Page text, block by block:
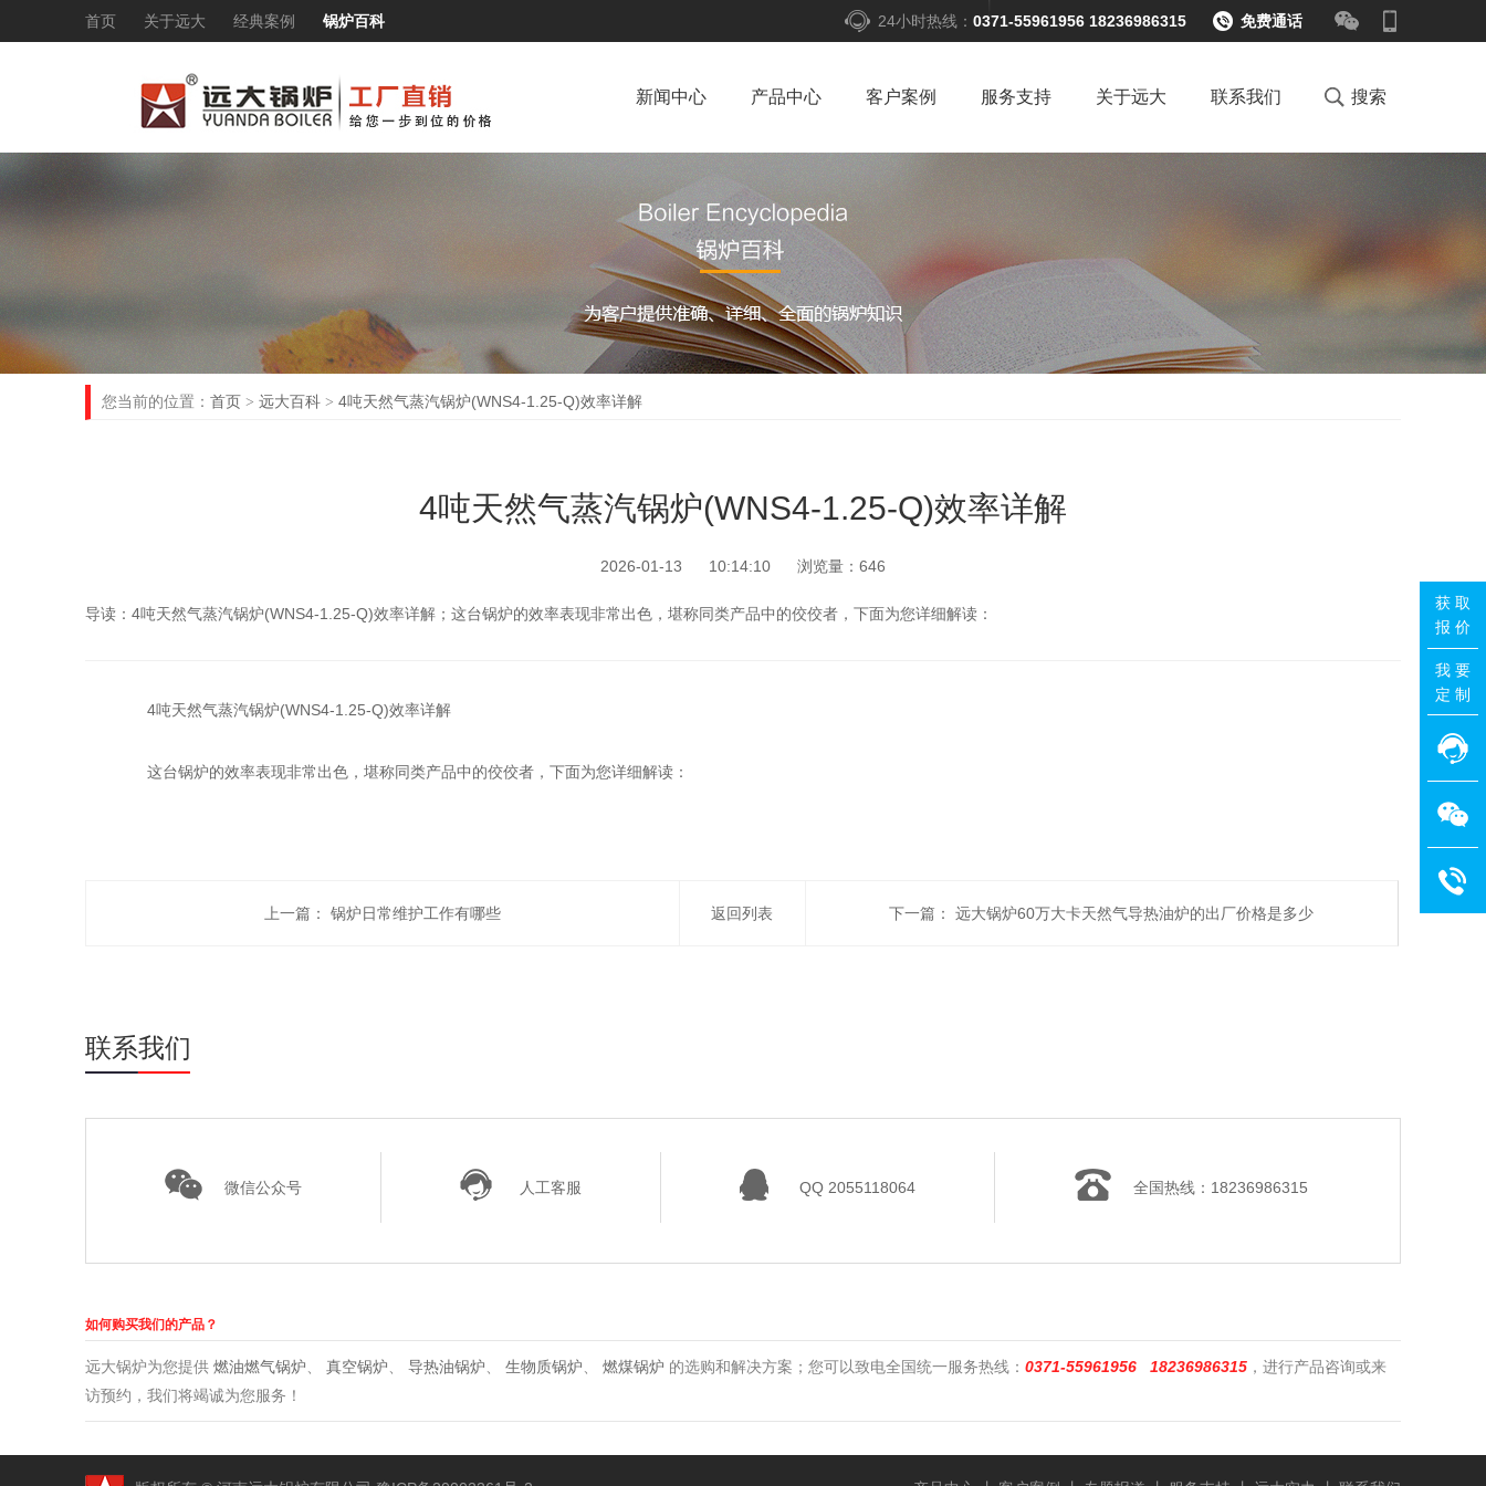
首页 关于远大 经典案例 锅炉百科 24小时热线： 0371-55961956 18236986315 免费通话
获 取
报 价
我 要
定 制
新闻中心 产品中心 客户案例 服务支持 关于远大 联系我们 搜索
您当前的位置： 首页 > 远大百科 > 4吨天然气蒸汽锅炉(WNS4-1.25-Q)效率详解
4吨天然气蒸汽锅炉(WNS4-1.25-Q)效率详解
2026-01-13 10:14:10 浏览量：646
导读：4吨天然气蒸汽锅炉(WNS4-1.25-Q)效率详解；这台锅炉的效率表现非常出色，堪称同类产品中的佼佼者，下面为您详细解读：
4吨天然气蒸汽锅炉(WNS4-1.25-Q)效率详解
这台锅炉的效率表现非常出色，堪称同类产品中的佼佼者，下面为您详细解读：
上一篇： 锅炉日常维护工作有哪些 返回列表 下一篇：远大锅炉60万大卡天然气导热油炉的出厂价格是多少
联系我们
微信公众号 人工客服 QQ 2055118064 全国热线：18236986315
如何购买我们的产品？
远大锅炉为您提供 燃油燃气锅炉 真空锅炉 导热油锅炉 生物质锅炉 燃煤锅炉 的选购和解决方案；您可以致电全国统一服务热线： 0371-55961956 18236986315 ，进行产品咨询或来
访预约，我们将竭诚为您服务！